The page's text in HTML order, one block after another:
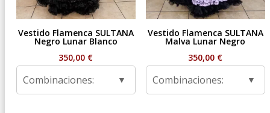
Vestido Flamenca SULTANA
Negro Lunar Blanco
350,00 €
Combinaciones:
Vestido Flamenca SULTANA
Malva Lunar Negro
350,00 €
Combinaciones: